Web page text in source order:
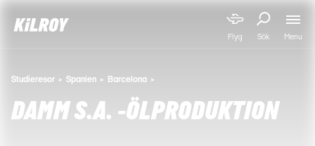
Flyg Sök Menu
Studieresor Spanien Barcelona
DAMM S.A. -ÖLPRODUKTION